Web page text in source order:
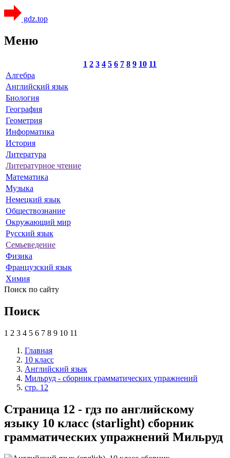
gdz.top
Меню
1 2 3 4 5 6 7 8 9 10 11
Алгебра
Английский язык
Биология
География
Геометрия
Информатика
История
Литература
Литературное чтение
Математика
Музыка
Немецкий язык
Обществознание
Окружающий мир
Русский язык
Семьеведение
Физика
Французский язык
Химия
Поиск по сайту
Поиск
1 2 3 4 5 6 7 8 9 10 11
Главная
10 класс
Английский язык
Мильруд - сборник грамматических упражнений
стр. 12
Страница 12 - гдз по английскому
языку 10 класс (starlight) сборник
грамматических упражнений Мильруд